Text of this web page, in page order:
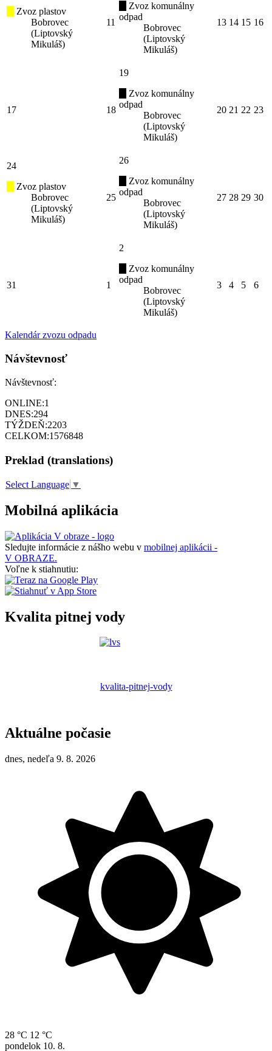
Zvoz plastov
Bobrovec
(Liptovský
Mikuláš)
11
Zvoz komunálny
odpad
Bobrovec
(Liptovský
Mikuláš)
13 14 15 16
17 18
19
Zvoz komunálny
odpad
Bobrovec
(Liptovský
Mikuláš)
20 21 22 23
24
Zvoz plastov
Bobrovec
(Liptovský
Mikuláš)
25
26
Zvoz komunálny
odpad
Bobrovec
(Liptovský
Mikuláš)
27 28 29 30
31 1
2
Zvoz komunálny
odpad
Bobrovec
(Liptovský
Mikuláš)
3 4 5 6
Kalendár zvozu odpadu
Návštevnosť
Návštevnosť:
ONLINE:1
DNES:294
TÝŽDEŇ:2203
CELKOM:1576848
Preklad (translations)
Select Language ▼
Mobilná aplikácia
Sledujte informácie z nášho webu v mobilnej aplikácii -
V OBRAZE.
Voľne k stiahnutiu:
Kvalita pitnej vody
kvalita-pitnej-vody
Aktuálne počasie
dnes, nedeľa 9. 8. 2026
28 °C 12 °C
pondelok 10. 8.